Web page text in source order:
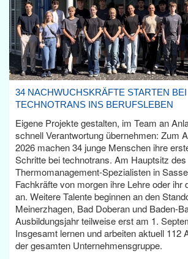
34 NACHWUCHSKRÄFTE STARTEN BEI
TECHNOTRANS INS BERUFSLEBEN
Eigene Projekte gestalten, im Team an
schnell Verantwortung übernehmen: Zum
2026 machen 34 junge Menschen ihre
Schritte bei technotrans. Am Hauptsitz des
Thermomanagement-Spezialisten in
Fachkräfte von morgen ihre Lehre oder ihr
an. Weitere Talente beginnen an den
Meinerzhagen, Bad Doberan und Baden-
Ausbildungsjahr teilweise erst am 1.
Insgesamt lernen und arbeiten aktuell 112
der gesamten Unternehmensgruppe.